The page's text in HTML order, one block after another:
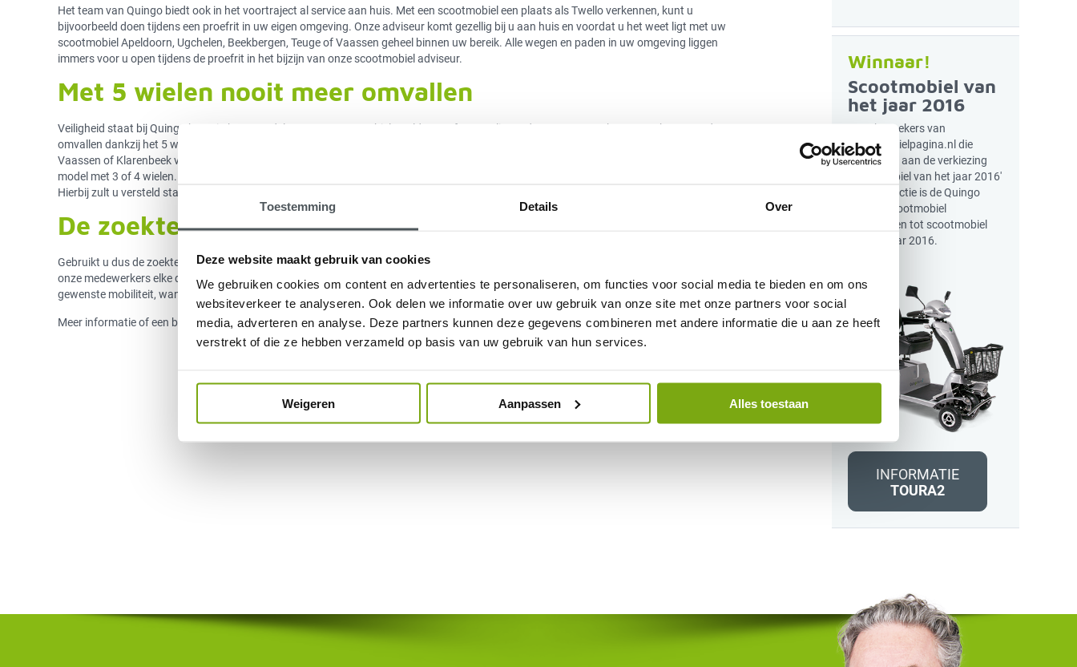
Toestemming Details Over
Deze website maakt gebruik van cookies
We gebruiken cookies om content en advertenties te personaliseren, om functies voor social media te bieden en om ons
websiteverkeer te analyseren. Ook delen we informatie over uw gebruik van onze site met onze partners voor social
media, adverteren en analyse. Deze partners kunnen deze gegevens combineren met andere informatie die u aan ze heeft
verstrekt of die ze hebben verzameld op basis van uw gebruik van hun services.
Weigeren Aanpassen Alles toestaan
Het team van Quingo biedt ook in het voortraject al service aan huis. Met een scootmobiel een plaats als Twello verkennen, kunt u
bijvoorbeeld doen tijdens een proefrit in uw eigen omgeving. Onze adviseur komt gezellig bij u aan huis en voordat u het weet ligt met uw
scootmobiel Apeldoorn, Ugchelen, Beekbergen, Teuge of Vaassen geheel binnen uw bereik. Alle wegen en paden in uw omgeving liggen
immers voor u open tijdens de proefrit in het bijzijn van onze scootmobiel adviseur.
Met 5 wielen nooit meer omvallen
Veiligheid staat bij Quingo hoog in het vaandel. Met uw scootmobiel Apeldoorn of een omliggende gemeente verkennen, gebeurt zonder
omvallen dankzij het 5 wiel systeem van Quingo. Wanneer u tijdens uw eerste proefrit met de scootmobiel plaatsen als Teuge, Ugchelen,
Vaassen of Klarenbeek verkent, zult u versteld staan van het gemak waarmee u de bochten neemt. Dit voelt heel anders aan dan bij een
model met 3 of 4 wielen. Ook met onze opvouwbare of demontabele scootmobiel Apeldoorn of omliggende plaats verkennen, is mogelijk.
Hierbij zult u versteld staan van de technologische voorsprong die de scootmobiel modellen van Quingo hebben.
De zoekterm scootmobiel Apeldoorn leidt naar Quingo
Gebruikt u dus de zoekterm ‘scootmobiel Apeldoorn’ in uw zoektocht naar een betrouwbare scootmobiel, dan is het goed om te weten dat
onze medewerkers elke dag op pad gaan voor het bieden van service en onderhoud bij de klanten thuis. Zo bent u altijd verzekerd van de
gewenste mobiliteit, want Quingo laat haar klanten geen moment in de steek!
Meer informatie of een brochure ontvangen? Bel 0800 – 2020 gewoon even gratis met ons klantencontact centrum!
Winnaar!
Scootmobiel van
het jaar 2016
Door bezoekers van
Scootmobielpagina.nl die
meededen aan de verkiezing
'Scootmobiel van het jaar 2016'
en de redactie is de Quingo
Toura2 scootmobiel
uitgeroepen tot scootmobiel
van het jaar 2016.
INFORMATIE
TOURA2